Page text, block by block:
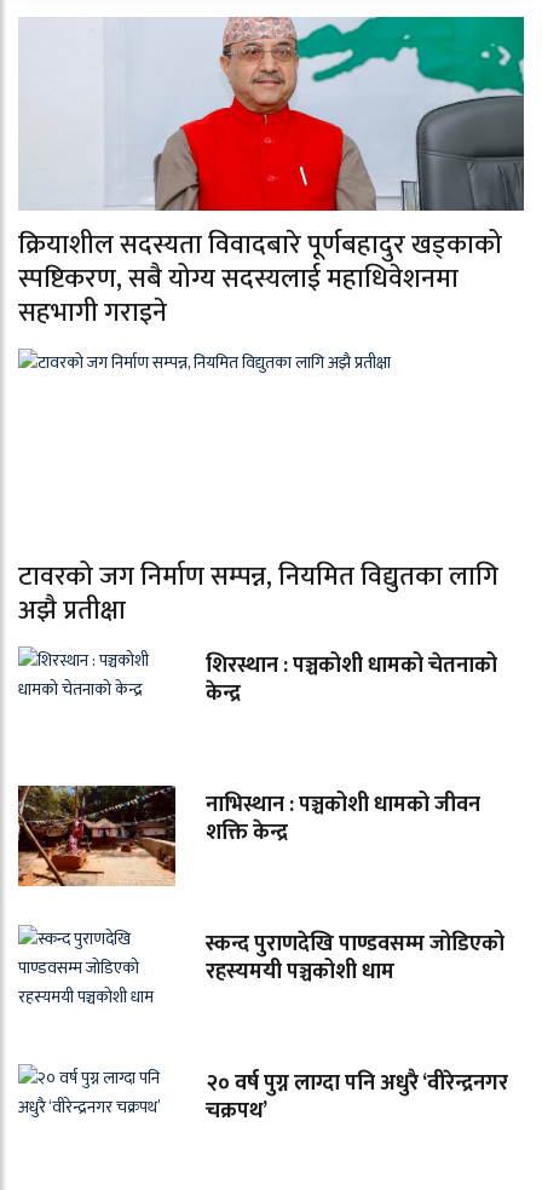
क्रियाशील सदस्यता विवादबारे पूर्णबहादुर खड्काको
स्पष्टिकरण, सबै योग्य सदस्यलाई महाधिवेशनमा
सहभागी गराइने
टावरको जग निर्माण सम्पन्न, नियमित विद्युतका लागि
अझै प्रतीक्षा
शिरस्थान : पञ्चकोशी धामको चेतनाको
केन्द्र
नाभिस्थान : पञ्चकोशी धामको जीवन
शक्ति केन्द्र
स्कन्द पुराणदेखि पाण्डवसम्म जोडिएको
रहस्यमयी पञ्चकोशी धाम
२० वर्ष पुग्न लाग्दा पनि अधुरै ‘वीरेन्द्रनगर
चक्रपथ’